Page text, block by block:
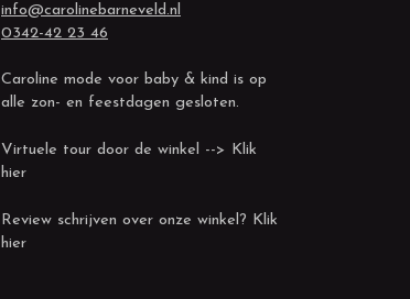
info@carolinebarneveld.nl
0342-42 23 46
Caroline mode voor baby & kind is op
alle zon- en feestdagen gesloten.
Virtuele tour door de winkel --> Klik
hier
Review schrijven over onze winkel? Klik
hier